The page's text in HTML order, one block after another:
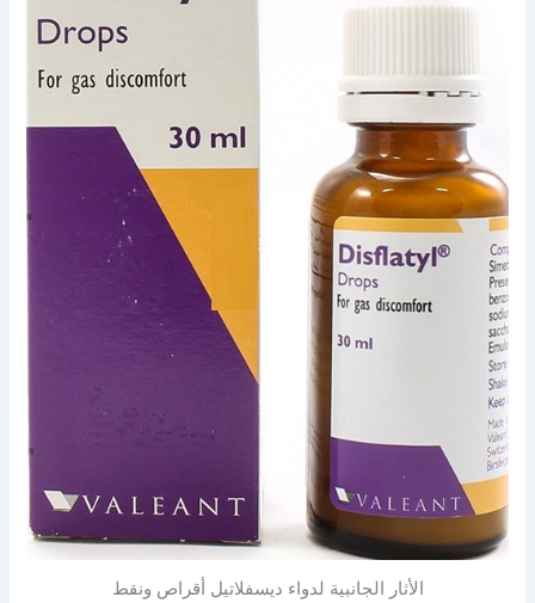
الأثار الجانبية لدواء ديسفلاتيل أقراص ونقط